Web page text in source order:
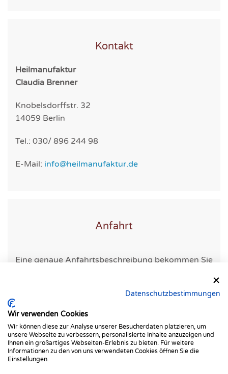
Kontakt
Heilmanufaktur
Claudia Brenner
Knobelsdorffstr. 32
14059 Berlin
Tel.: 030/ 896 244 98
E-Mail: info@heilmanufaktur.de
Anfahrt
Eine genaue Anfahrtsbeschreibung bekommen Sie
Datenschutzbestimmungen
Wir verwenden Cookies
Wir können diese zur Analyse unserer Besucherdaten platzieren, um
unsere Webseite zu verbessern, personalisierte Inhalte anzuzeigen und
Ihnen ein großartiges Webseiten-Erlebnis zu bieten. Für weitere
Informationen zu den von uns verwendeten Cookies öffnen Sie die
Einstellungen.